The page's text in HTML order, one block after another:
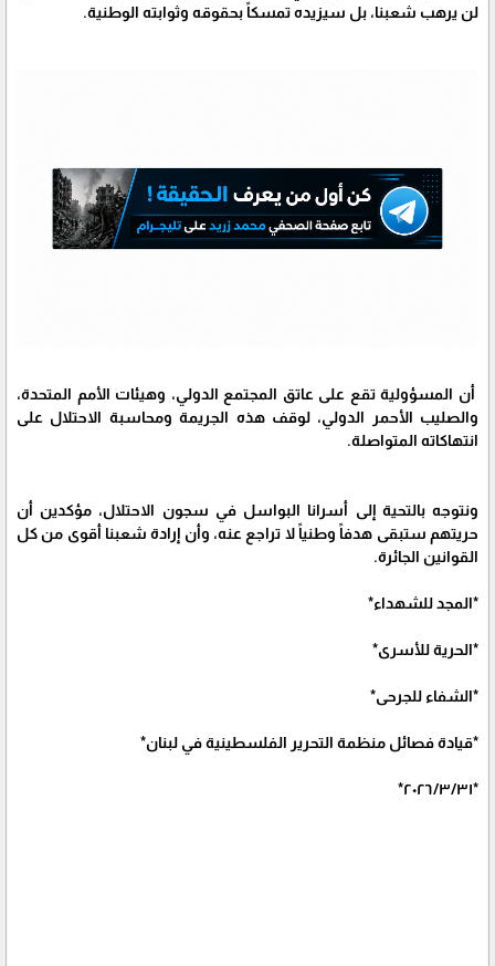
لن يرهب شعبنا، بل سيزيده تمسكاً بحقوقه وثوابته الوطنية.
أن المسؤولية تقع على عاتق المجتمع الدولي، وهيئات الأمم المتحدة،
والصليب الأحمر الدولي، لوقف هذه الجريمة ومحاسبة الاحتلال على
انتهاكاته المتواصلة.
ونتوجه بالتحية إلى أسرانا البواسل في سجون الاحتلال، مؤكدين أن
حريتهم ستبقى هدفاً وطنياً لا تراجع عنه، وأن إرادة شعبنا أقوى من كل
القوانين الجائرة.
*المجد للشهداء*
*الحرية للأسرى*
*الشفاء للجرحى*
*قيادة فصائل منظمة التحرير الفلسطينية في لبنان*
*٢٠٢٦/٣/٣١*